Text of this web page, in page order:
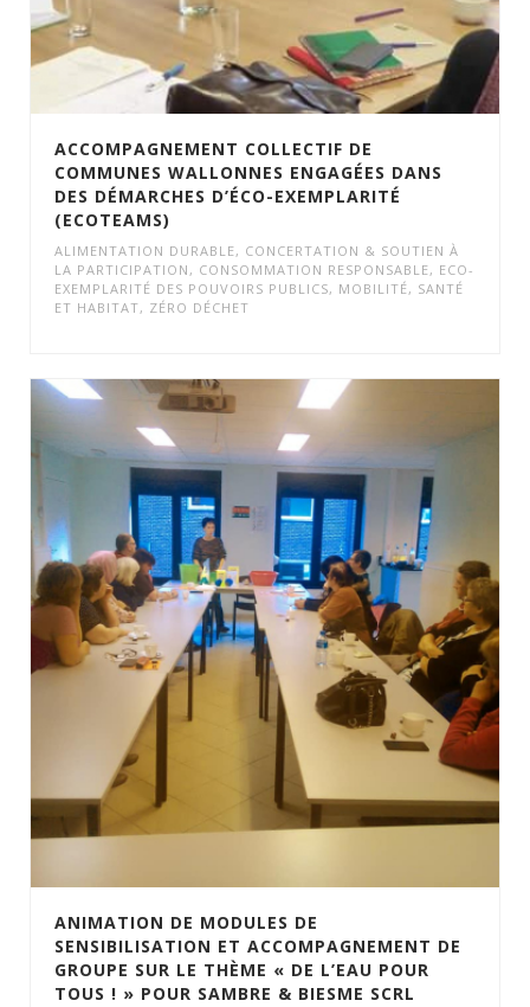
ACCOMPAGNEMENT COLLECTIF DE
COMMUNES WALLONNES ENGAGÉES DANS
DES DÉMARCHES D’ÉCO-EXEMPLARITÉ
(ECOTEAMS)
ALIMENTATION DURABLE, CONCERTATION & SOUTIEN À
LA PARTICIPATION , CONSOMMATION RESPONSABLE, ECO-
EXEMPLARITÉ DES POUVOIRS PUBLICS, MOBILITÉ, SANTÉ
ET HABITAT, ZÉRO DÉCHET
ANIMATION DE MODULES DE
SENSIBILISATION ET ACCOMPAGNEMENT DE
GROUPE SUR LE THÈME « DE L’EAU POUR
TOUS ! » POUR SAMBRE & BIESME SCRL